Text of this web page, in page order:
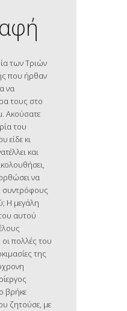
των Τριών
που ήρθαν
να
τους στο
Ακούσατε
του
είδε κι
και
να
συντρόφους
Η μεγάλη
αυτού
πολλές του
της
βρήκε
ζητούσε, με